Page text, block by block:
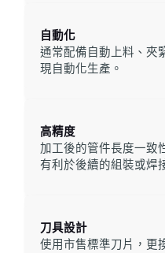
自動化
通常配備自動上料、夾
現自動化生產。
高精度
加工後的管件長度一致
有利於後續的組裝或焊
刀具設計
使用市售標準刀片，更